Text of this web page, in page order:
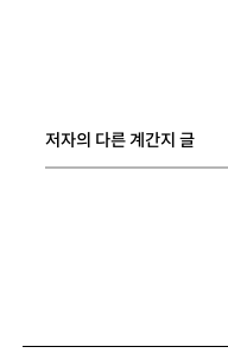
저자의 다른 계간지 글